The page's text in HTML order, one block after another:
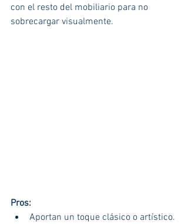
con el resto del mobiliario para no
sobrecargar visualmente.
Pros:
Aportan un toque clásico o artístico.